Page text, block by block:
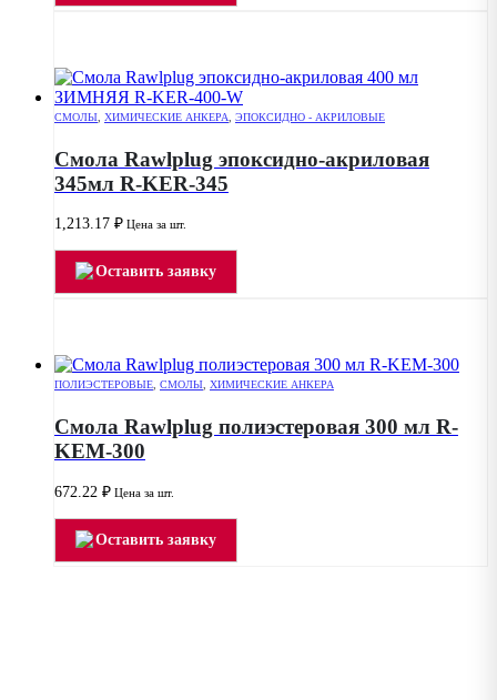
СМОЛЫ ХИМИЧЕСКИЕ АНКЕРА ЭПОКСИДНО - АКРИЛОВЫЕ
Смола Rawlplug эпоксидно-акриловая
345мл R-KER-345
1,213.17 ₽ Цена за шт.
Оставить заявку
ПОЛИЭСТЕРОВЫЕ, СМОЛЫ, ХИМИЧЕСКИЕ АНКЕРА
Смола Rawlplug полиэстеровая 300 мл R-
KEM-300
672.22 ₽ Цена за шт.
Оставить заявку